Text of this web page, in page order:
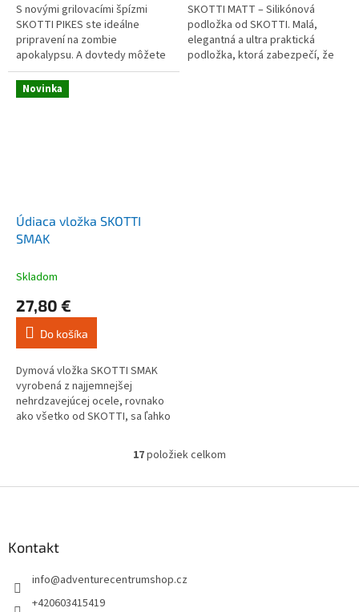
5
hviezdičiek.
S novými grilovacími špízmi
SKOTTI PIKES ste ideálne
pripravení na zombie
apokalypsu. A dovtedy môžete
objavovať najrôznejšie nové
možnosti grilovania! Originálne
grilovacie...
5
hviezdičiek.
SKOTTI MATT – Silikónová
podložka od SKOTTI. Malá,
elegantná a ultra praktická
podložka, ktorá zabezpečí, že
Novinka
Údiaca vložka SKOTTI
SMAK
Skladom
27,80 €
Do košíka
Dymová vložka SKOTTI SMAK
vyrobená z najjemnejšej
nehrdzavejúcej ocele, rovnako
ako všetko od SKOTTI, sa ľahko
O
l
e
17položiek celkom
Kontakt
info@adventurecentrumshop.cz
+420603415419